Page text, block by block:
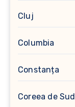
Cluj
Columbia
Constanța
Coreea de Sud